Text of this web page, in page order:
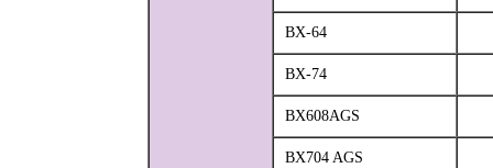
BX-64
BX-74
BX608AGS
BX704 AGS